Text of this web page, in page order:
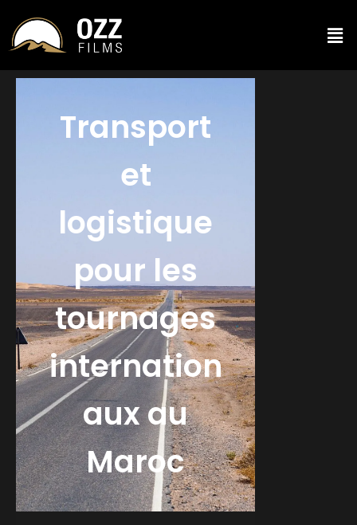
Transport
et
logistique
pour les
tournages
internation
aux au
Maroc